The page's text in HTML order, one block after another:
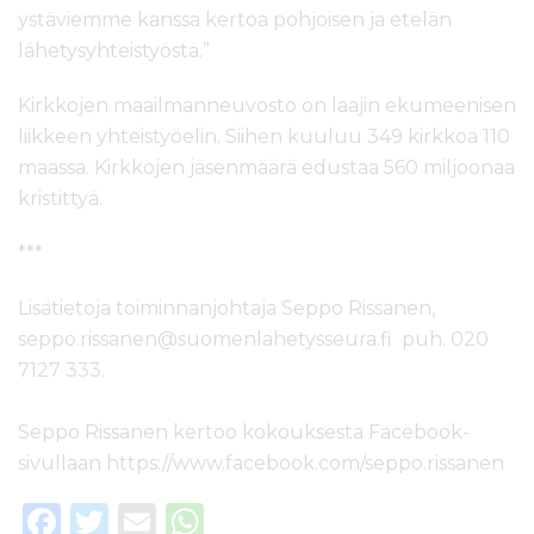
ystäviemme kanssa kertoa pohjoisen ja etelän
lähetysyhteistyöstä.”
Kirkkojen maailmanneuvosto on laajin ekumeenisen
liikkeen yhteistyöelin. Siihen kuuluu 349 kirkkoa 110
maassa. Kirkkojen jäsenmäärä edustaa 560 miljoonaa
kristittyä.
***
Lisätietoja toiminnanjohtaja Seppo Rissanen,
seppo.rissanen@suomenlahetysseura.fi puh. 020
7127 333.
Seppo Rissanen kertoo kokouksesta Facebook-
sivullaan https://www.facebook.com/seppo.rissanen
F
T
E